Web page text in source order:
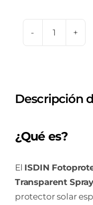
ISDIN
SPRAY
SPF
1
ENVASE
250
Descripción
¿Qué es?
El ISDIN
Transparent
protector solar